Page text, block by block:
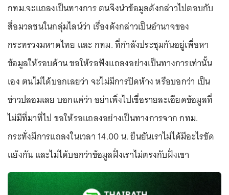
กทม.จะแถลงเป็นทางการ ตนจึงนำข้อมูลดังกล่าวไปตอบกับ
สื่อมวลชนในกลุ่มไลน์ว่า เรื่องดังกล่าวเป็นอำนาจของ
กระทรวงมหาดไทย และ กทม. ที่กำลังประชุมกันอยู่เพื่อหา
ข้อมูลให้รอบด้าน ขอให้รอฟังแถลงอย่างเป็นทางการเท่านั้น
เอง ตนไม่ได้บอกเลยว่า จะไม่มีการปิดห้าง หรือบอกว่า เป็น
ข่าวปลอมเลย บอกแค่ว่า อย่าเพิ่งไปเชื่อรายละเอียดข้อมูลที่
ไม่มีที่มาที่ไป ขอให้รอแถลงอย่างเป็นทางการจาก กทม.
กระทั่งมีการแถลงในเวลา 14.00 น. ยืนยันเราไม่ได้มีอะไรขัด
แย้งกัน และไม่ได้บอกว่าข้อมูลฝั่งเราไม่ตรงกับฝั่งเขา